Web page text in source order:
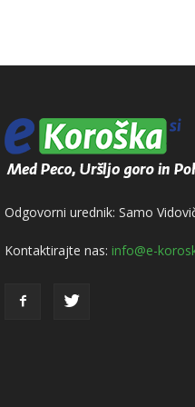
Odgovorni urednik: Samo
Kontaktirajte nas: info@e-